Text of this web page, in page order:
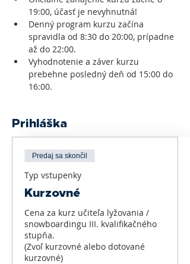
Denný program kurzu začína
spravidla od 8:30 do 20:00, prípadne
Vyhodnotenie a záver kurzu
prebehne posledný deň od 15:00 do
16:00.
Prihláška
Predaj sa skončil
Typ vstupenky
Kurzovné
Cena za kurz učiteľa lyžovania /
snowboardingu III. kvalifikačného
stupňa.
(Zvoľ kurzovné alebo dotované
kurzovné)